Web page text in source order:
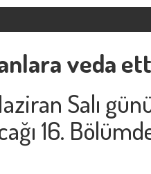
veda
Salı
16.